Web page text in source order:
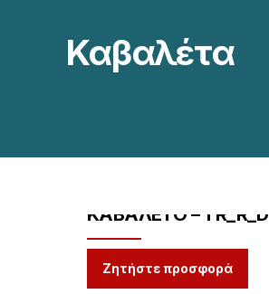
Καβαλέτα
ΚΑΒΑΛΕΤΟ – TR_R_D
Ζητήστε προσφορά